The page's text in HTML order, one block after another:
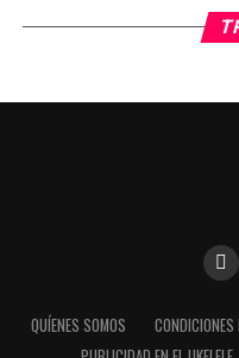
QUÍENES SOMOS CONDICIONES
Utilizamos cookies para